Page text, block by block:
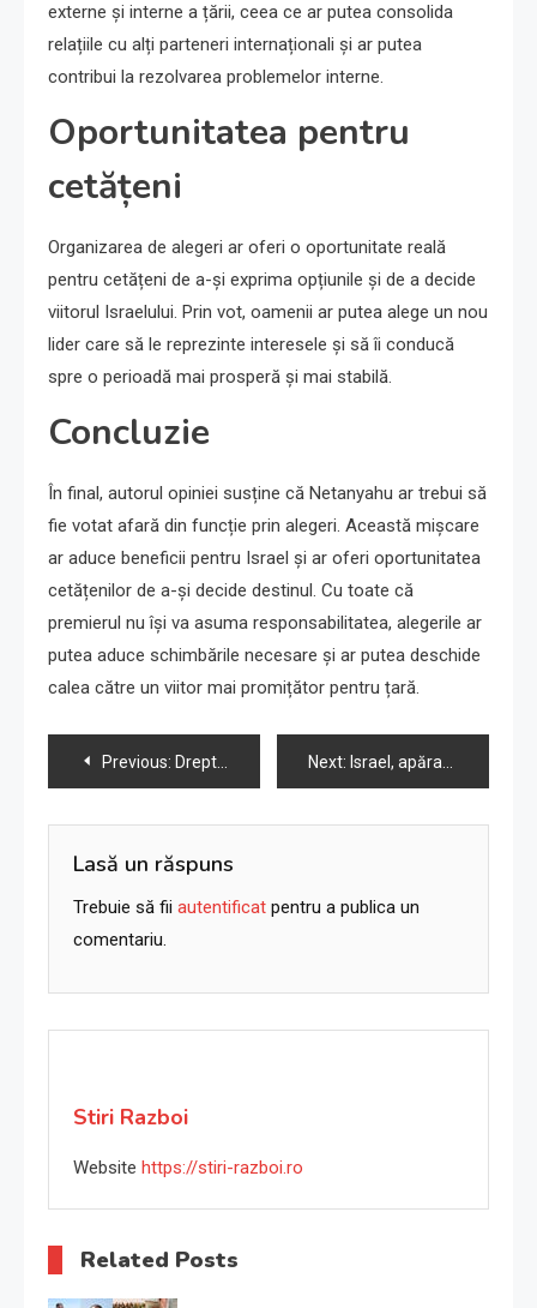
externe și interne a țării, ceea ce ar putea consolida
relațiile cu alți parteneri internaționali și ar putea
contribui la rezolvarea problemelor interne.
Oportunitatea pentru
cetățeni
Organizarea de alegeri ar oferi o oportunitate reală
pentru cetățeni de a-și exprima opțiunile și de a decide
viitorul Israelului. Prin vot, oamenii ar putea alege un nou
lider care să le reprezinte interesele și să îi conducă
spre o perioadă mai prosperă și mai stabilă.
Concluzie
În final, autorul opiniei susține că Netanyahu ar trebui să
fie votat afară din funcție prin alegeri. Această mișcare
ar aduce beneficii pentru Israel și ar oferi oportunitatea
cetățenilor de a-și decide destinul. Cu toate că
premierul nu își va asuma responsabilitatea, alegerile ar
putea aduce schimbările necesare și ar putea deschide
calea către un viitor mai promițător pentru țară.
Navigare
în
articole
Previous: Dreptaci israelieni încearcă să redefinească transferul populației din Gaza ca un „act moral” Next: Israel, apărare eficientă prin ofensiva concilierii | Opinion
Lasă un răspuns
Trebuie să fii autentificat pentru a publica un
comentariu.
Stiri Razboi
Website https://stiri-razboi.ro
Related Posts